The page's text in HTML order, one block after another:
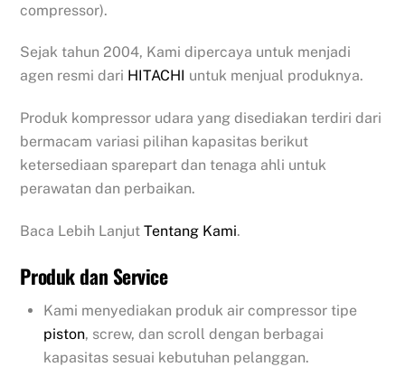
compressor).
Sejak tahun 2004, Kami dipercaya untuk menjadi
agen resmi dari HITACHI untuk menjual produknya.
Produk kompressor udara yang disediakan terdiri dari
bermacam variasi pilihan kapasitas berikut
ketersediaan sparepart dan tenaga ahli untuk
perawatan dan perbaikan.
Baca Lebih LanjutTentang Kami.
Produk dan Service
Kami menyediakan produk air compressor tipe
piston, screw, dan scroll dengan berbagai
kapasitas sesuai kebutuhan pelanggan.